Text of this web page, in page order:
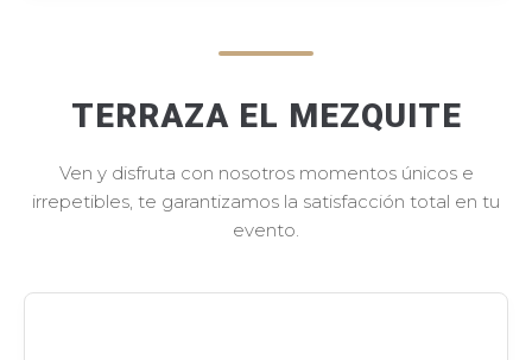
TERRAZA EL MEZQUITE
Ven y disfruta con nosotros momentos únicos e
irrepetibles, te garantizamos la satisfacción total en tu
evento.